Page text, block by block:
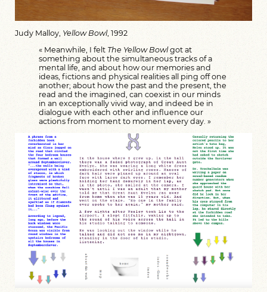
Judy Malloy, Yellow Bowl, 1992
« Meanwhile, I felt The Yellow Bowlgot at
something about the simultaneous tracks of a
mental life, and about how our memories and
ideas, fictions and physical realities all ping off one
another; about how the past and the present, the
read and the imagined, can coexist in our minds
in an exceptionally vivid way, and indeed be in
dialogue with each other and influence our
actions from moment to moment every day. »